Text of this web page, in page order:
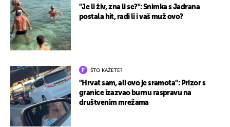
"Je li živ, zna li se?": Snimka s Jadrana
postala hit, radi li i vaš muž ovo?
ŠTO KAŽETE?
"Hrvat sam, ali ovo je sramota": Prizor s
granice izazvao burnu raspravu na
društvenim mrežama